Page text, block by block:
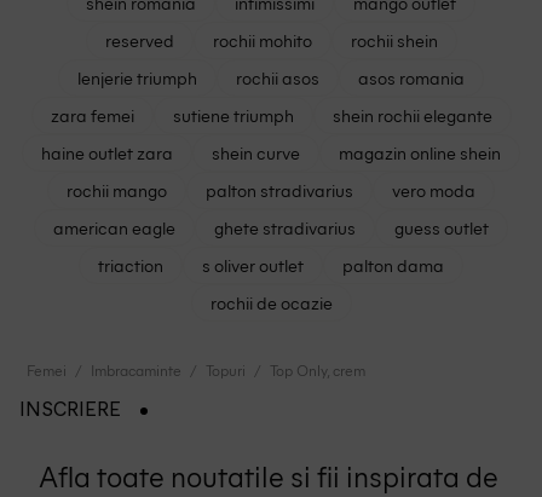
reserved
rochii mohito
rochii shein
lenjerie triumph
rochii asos
asos romania
zara femei
sutiene triumph
shein rochii elegante
haine outlet zara
shein curve
magazin online shein
rochii mango
palton stradivarius
vero moda
american eagle
ghete stradivarius
guess outlet
triaction
s oliver outlet
palton dama
rochii de ocazie
Femei Imbracaminte Topuri Top Only, crem
INSCRIERE
Afla toate noutatile si fii inspirata de